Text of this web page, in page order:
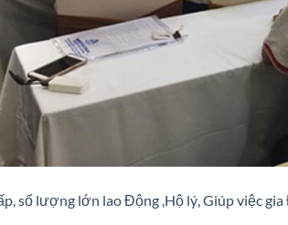
số lượng lớn lao Động ,Hộ lý, Giúp việc